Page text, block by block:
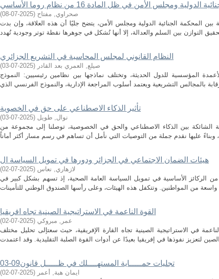
ومجلس الأمن في ظل المادة 16 من نظام روما الأساسي
صحراوي, مفتاح (
2025-07-08
)
بين المحكمة الجنائية الدولية ومجلس الأمن، يتضح جليًا أن هذه العلاقة، وإن بدت
النظام القانوني لمجلس المحاسبة في التشريع الجزائري
صيلع, العمري بعد القادر (
2025-07-03
)
المؤسسية للدول الحديثة، وتختلف نماذجها بين نظامين رئيسيين: النموذج
تأثير الذكاء الاصطناعي على حق في الخصوية
نوال, طويل (
2025-07-03
)
الشائكة بين الذكاء الاصطناعي والحق في الخصوصية، توصلنا إلى مجموعة من
هيئات الضمان الاجتماعي في الجزائر ودورها في تمويل السياسة ال
لازهاري, نعاس (
2025-07-02
)
الركائز الأساسية في تمويل السياسة العامة الصحية، إذ تسهم بشكل كبير في
القوة الناعمة في الاستراتيجية الصينية تجاه افريقيا
عمر, مبروكي (
2025-07-02
)
في الاستراتيجية الصينية تجاه القارة الإفريقية، حيث سعتإلى تحليل مختلف
تجليات حمـــــاية المستهــــلك في ظـــــل قانون09-03
ايمان هبة, أعمر (
2025-07-02
)